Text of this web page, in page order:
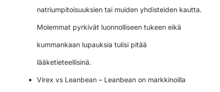
natriumpitoisuuksien tai muiden yhdisteiden kautta.
Molemmat pyrkivät luonnolliseen tukeen eikä
kummankaan lupauksia tulisi pitää
lääketieteellisinä.
Virex vs Leanbean – Leanbean on markkinoilla